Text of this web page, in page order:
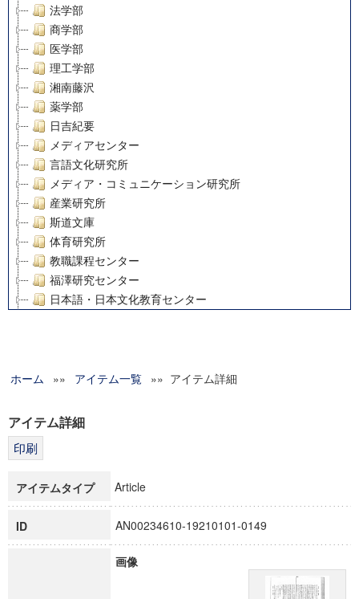
法学部
商学部
医学部
理工学部
湘南藤沢
薬学部
日吉紀要
メディアセンター
言語文化研究所
メディア・コミュニケーション研究所
産業研究所
斯道文庫
体育研究所
教職課程センター
福澤研究センター
日本語・日本文化教育センター
グローバルリサーチインスティテュート
科学研究費補助金研究成果報告書
博士課程教育リーディングプログラム「超成熟社会発展のサ
ホーム »» アイテム一覧 »» アイテム詳細
アイテム詳細
アイテムタイプ Article
ID AN00234610-19210101-0149
画像